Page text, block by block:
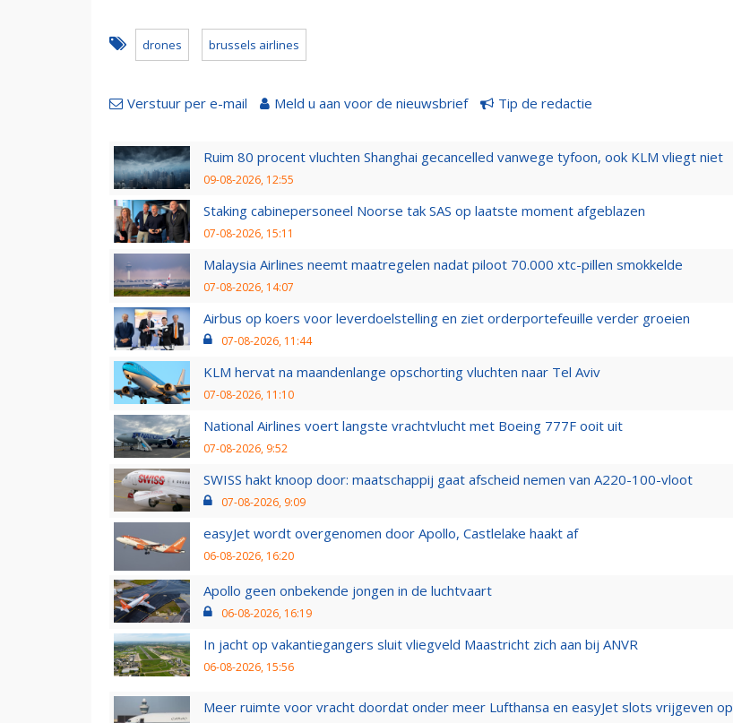
drones brussels airlines
Verstuur per e-mail Meld u aan voor de nieuwsbrief Tip de redactie
Ruim 80 procent vluchten Shanghai gecancelled vanwege tyfoon, ook KLM vliegt niet
09-08-2026, 12:55
Staking cabinepersoneel Noorse tak SAS op laatste moment afgeblazen
07-08-2026, 15:11
Malaysia Airlines neemt maatregelen nadat piloot 70.000 xtc-pillen smokkelde
07-08-2026, 14:07
Airbus op koers voor leverdoelstelling en ziet orderportefeuille verder groeien
07-08-2026, 11:44
KLM hervat na maandenlange opschorting vluchten naar Tel Aviv
07-08-2026, 11:10
National Airlines voert langste vrachtvlucht met Boeing 777F ooit uit
07-08-2026, 9:52
SWISS hakt knoop door: maatschappij gaat afscheid nemen van A220-100-vloot
07-08-2026, 9:09
easyJet wordt overgenomen door Apollo, Castlelake haakt af
06-08-2026, 16:20
Apollo geen onbekende jongen in de luchtvaart
06-08-2026, 16:19
In jacht op vakantiegangers sluit vliegveld Maastricht zich aan bij ANVR
06-08-2026, 15:56
Meer ruimte voor vracht doordat onder meer Lufthansa en easyJet slots vrijgeven op